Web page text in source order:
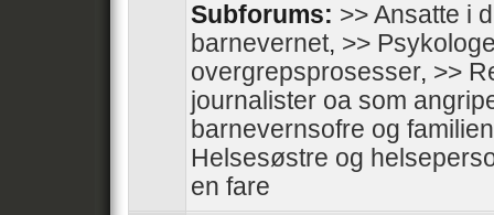
Subforums: >> Ansatte i
barnevernet, >>
overgrepsprosesser, >>
journalister oa som
barnevernsofre og familien
Helsesøstre og
en fare